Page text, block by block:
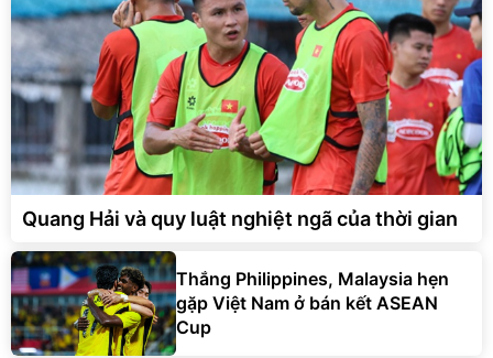
Quang Hải và quy luật nghiệt ngã của thời gian
Thắng Philippines, Malaysia hẹn
gặp Việt Nam ở bán kết ASEAN
Cup